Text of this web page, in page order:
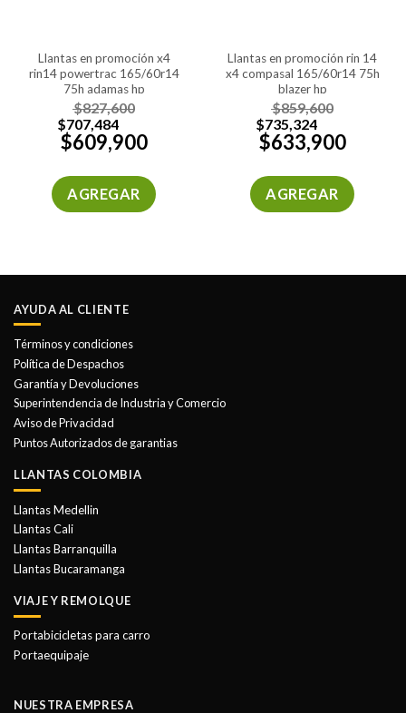
llantas en promoción x4
rin14 powertrac 165/60r14
75h adamas hp
$827,600
$707,484
$609,900
AGREGAR
llantas en promoción rin 14
x4 compasal 165/60r14 75h
blazer hp
$859,600
$735,324
$633,900
AGREGAR
AYUDA AL CLIENTE
Términos y condiciones
Política de Despachos
Garantía y Devoluciones
Superintendencia de Industria y Comercio
Aviso de Privacidad
Puntos Autorizados de garantias
LLANTAS COLOMBIA
Llantas Medellin
Llantas Cali
Llantas Barranquilla
Llantas Bucaramanga
VIAJE Y REMOLQUE
Portabicicletas para carro
Portaequipaje
NUESTRA EMPRESA